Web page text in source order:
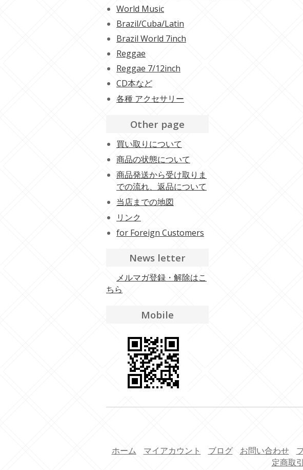
World Music
Brazil/Cuba/Latin
Brazil World 7inch
Reggae
Reggae 7/12inch
CD本など
各種 アクセサリー
Other page
買い取りについて
商品の状態について
商品発送から受け取りま
での流れ、返品について
当店までの地図
リンク
for Foreign Customers
News letter
メルマガ登録・解除はこ
ちら
Mobile
ホーム マイアカウント ブログ お問い合わせ
定商取